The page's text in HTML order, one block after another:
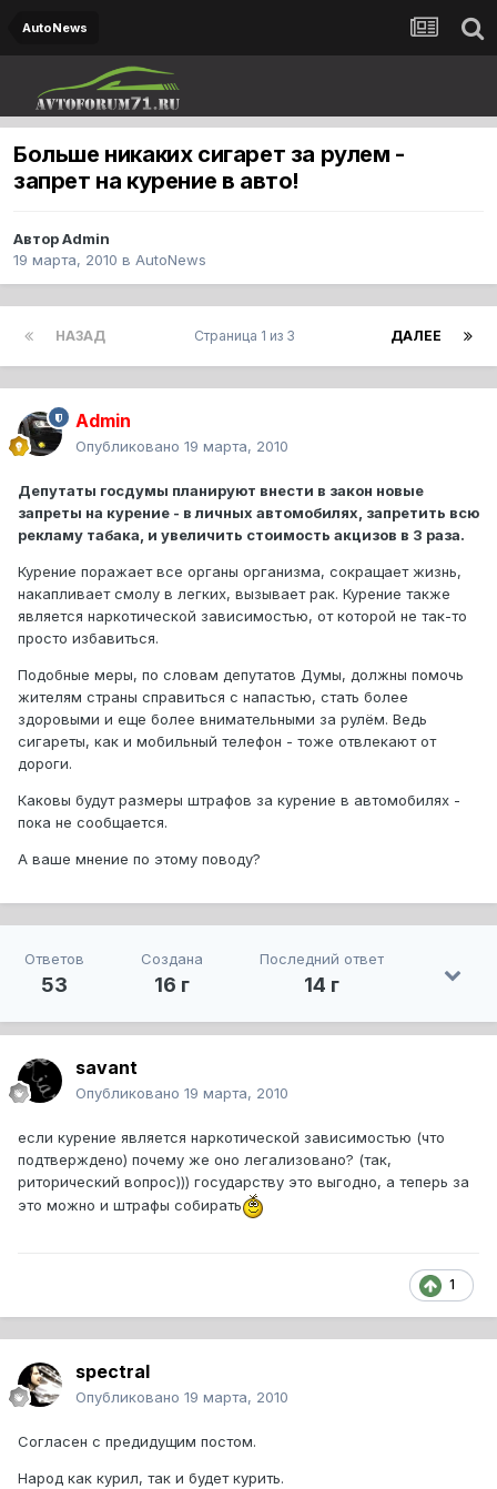
AutoNews
Больше никаких сигарет за рулем -
запрет на курение в авто!
АвторAdmin
19 марта, 2010 в AutoNews
НАЗАД ДАЛЕЕ
Страница 1 из 3
Admin
Опубликовано 19 марта, 2010
Депутаты госдумы планируют внести в закон новые
запреты на курение - в личных автомобилях, запретить всю
рекламу табака, и увеличить стоимость акцизов в 3 раза.
Курение поражает все органы организма, сокращает жизнь,
накапливает смолу в легких, вызывает рак. Курение также
является наркотической зависимостью, от которой не так-то
просто избавиться.
Подобные меры, по словам депутатов Думы, должны помочь
жителям страны справиться с напастью, стать более
здоровыми и еще более внимательными за рулём. Ведь
сигареты, как и мобильный телефон - тоже отвлекают от
дороги.
Каковы будут размеры штрафов за курение в автомобилях -
пока не сообщается.
А ваше мнение по этому поводу?
Ответов
53
Создана
16 г
Последний ответ
14 г
savant
Опубликовано 19 марта, 2010
если курение является наркотической зависимостью (что
подтверждено) почему же оно легализовано? (так,
риторический вопрос))) государству это выгодно, а теперь за
это можно и штрафы собирать
1
spectral
Опубликовано 19 марта, 2010
Согласен с предидущим постом.
Народ как курил, так и будет курить.